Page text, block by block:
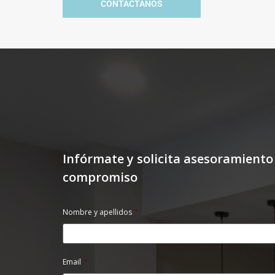
CONTÁCTANOS
Infórmate y solicita
compromiso
Nombre y apellidos *
Email *